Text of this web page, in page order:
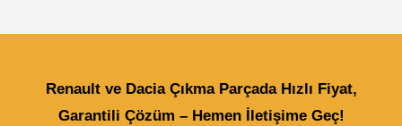
Renault ve Dacia Çıkma Parçada Hızlı Fiyat,
Garantili Çözüm – Hemen İletişime Geç!